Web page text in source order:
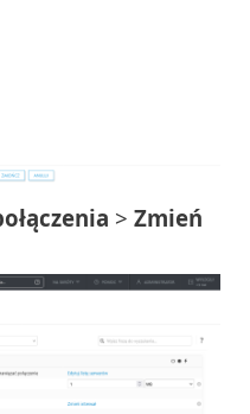
> Zmień